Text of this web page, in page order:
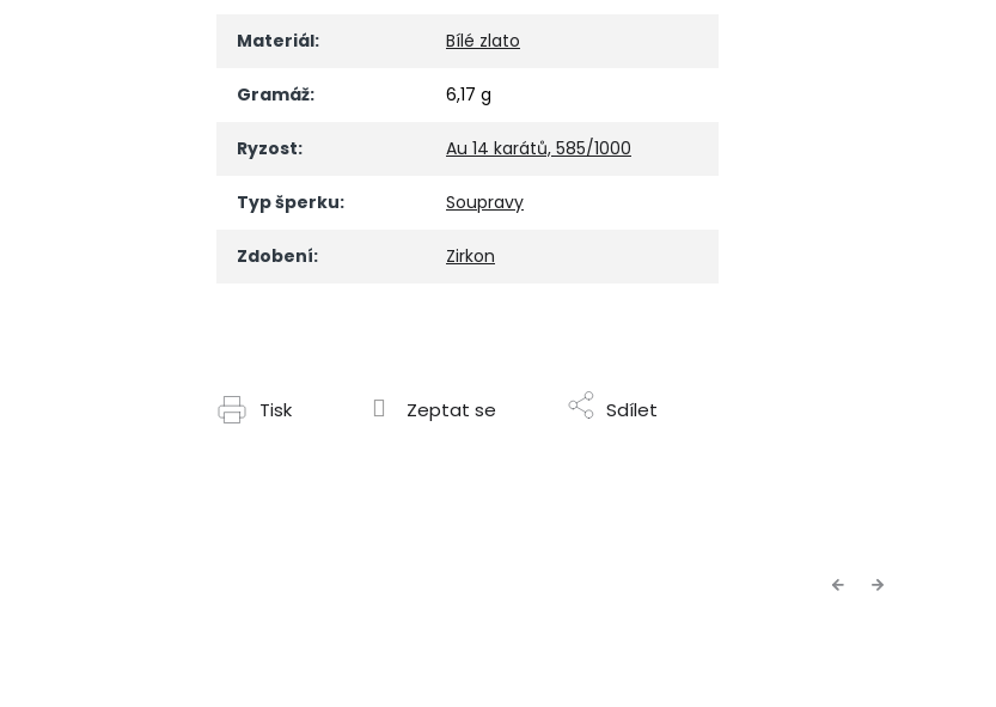
Materiál: Bílé zlato
Gramáž: 6,17 g
Ryzost: Au 14 karátů, 585/1000
Typ šperku: Soupravy
Zdobení: Zirkon
Tisk Zeptat se Sdílet
Previous
Next